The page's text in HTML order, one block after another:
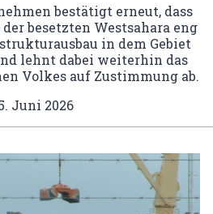
bestätigt erneut, dass
besetzten Westsahara eng
in dem Gebiet
lehnt dabei weiterhin das
Volkes auf Zustimmung ab.
Juni 2026